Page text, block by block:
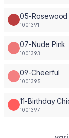
05-Rosewood
1001391
07-Nude Pink
1001393
09-Cheerful
1001395
11-Birthday
1001397